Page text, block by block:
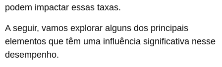
podem impactar essas taxas.
A seguir, vamos explorar alguns dos principais
elementos que têm uma influência significativa nesse
desempenho.